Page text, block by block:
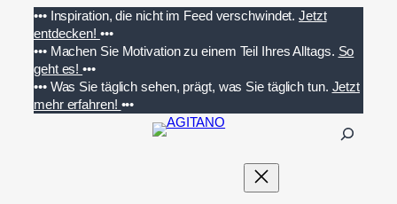
Inhalt
springen
••• Inspiration, die nicht im Feed verschwindet. Jetzt
entdecken! •••
••• Machen Sie Motivation zu einem Teil Ihres Alltags. So
geht es!•••
••• Was Sie täglich sehen, prägt, was Sie täglich tun. Jetzt
mehr erfahren! •••